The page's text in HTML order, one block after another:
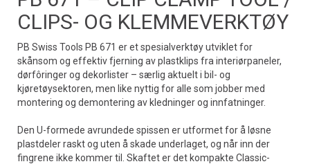
CLIPS- OG KLEMMEVERKTØY
PB Swiss Tools PB 671 er et spesialverktøy utviklet for
skånsom og effektiv fjerning av plastklips fra interiørpaneler,
dørfôringer og dekorlister – særlig aktuelt i bil- og
kjøretøysektoren, men like nyttig for alle som jobber med
montering og demontering av kledninger og innfatninger.
Den U-formede avrundede spissen er utformet for å løsne
plastdeler raskt og uten å skade underlaget, og når inn der
fingrene ikke kommer til. Skaftet er det kompakte Classic-